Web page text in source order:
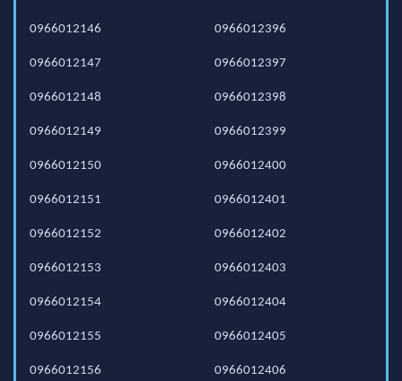
0966012146
0966012147
0966012148
0966012149
0966012150
0966012151
0966012152
0966012153
0966012154
0966012155
0966012156
0966012396
0966012397
0966012398
0966012399
0966012400
0966012401
0966012402
0966012403
0966012404
0966012405
0966012406